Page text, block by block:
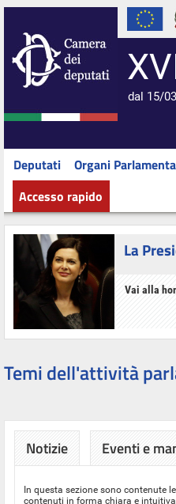
dal 15/
Deputati Organi
Accesso rapido
La
Vai alla
Temi dell'attività
Notizie Eventi e
In questa sezione sono contenute
contenuti in forma chiara e intuitiva